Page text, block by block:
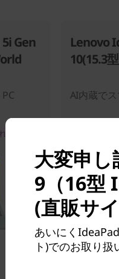
Gen
ました
Lenovo
10(15.3
AI内蔵で
販売価格:
大変申
9（16型
(直販サ
あいにく
ト)でのお取り